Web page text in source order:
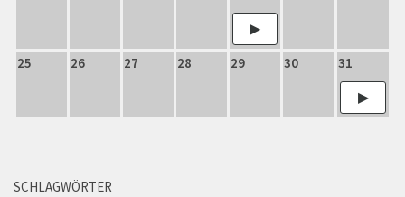
25 26 27 28 29 30 31
SCHLAGWÖRTER